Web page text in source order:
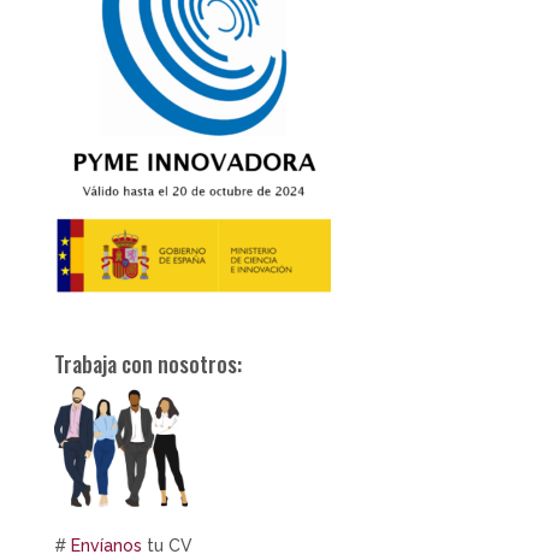
Trabaja con nosotros:
# Envíanos tu CV